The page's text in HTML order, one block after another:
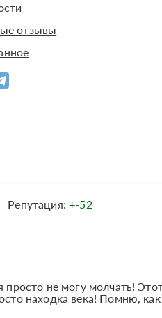
отзывы
Репутация:+-52
просто не могу молчать!
находка века! Помню,